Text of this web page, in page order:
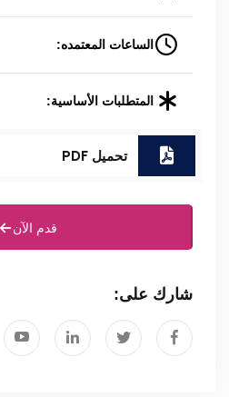
الساعات المعتمده:
المتطلبات الأساسية:
تحميل PDF
قدم الآن
شارك على: